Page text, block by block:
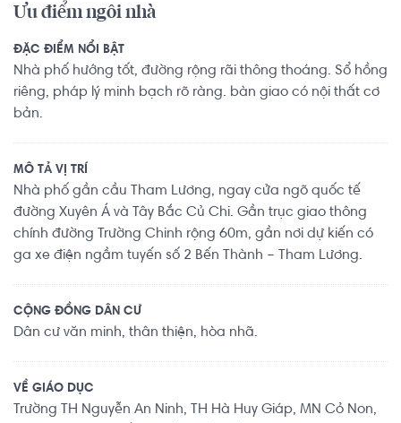
Ưu điểm ngôi nhà
ĐẶC ĐIỂM NỔI BẬT
Nhà phố hướng tốt, đường rộng rãi thông thoáng. Sổ hồng
riêng, pháp lý minh bạch rõ ràng. bàn giao có nội thất cơ
bản.
MÔ TẢ VỊ TRÍ
Nhà phố gần cầu Tham Lương, ngay cửa ngõ quốc tế
đường Xuyên Á và Tây Bắc Củ Chi. Gần trục giao thông
chính đường Trường Chinh rộng 60m, gần nơi dự kiến có
ga xe điện ngầm tuyến số 2 Bến Thành – Tham Lương.
CỘNG ĐỒNG DÂN CƯ
Dân cư văn minh, thân thiện, hòa nhã.
VỀ GIÁO DỤC
Trường TH Nguyễn An Ninh, TH Hà Huy Giáp, MN Cỏ Non,